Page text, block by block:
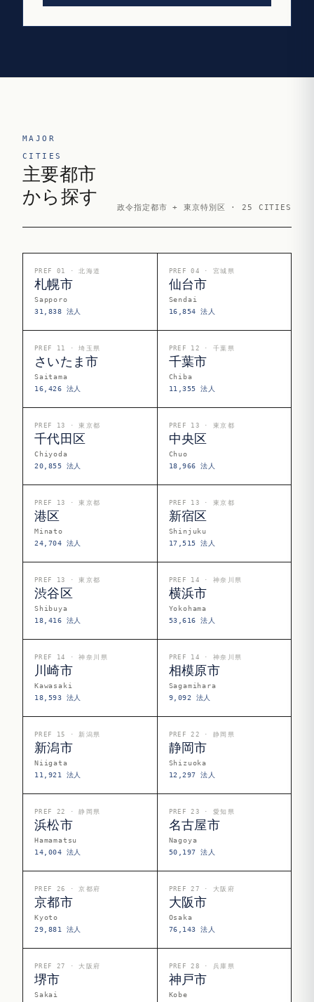
MAJOR
CITIES
主要都市
から探す
政令指定都市 + 東京特別区 · 25 CITIES
PREF 01 · 北海道
札幌市
Sapporo
31,838 法人
PREF 04 · 宮城県
仙台市
Sendai
16,854 法人
PREF 11 · 埼玉県
さいたま市
Saitama
16,426 法人
PREF 12 · 千葉県
千葉市
Chiba
11,355 法人
PREF 13 · 東京都
千代田区
Chiyoda
20,855 法人
PREF 13 · 東京都
中央区
Chuo
18,966 法人
PREF 13 · 東京都
港区
Minato
24,704 法人
PREF 13 · 東京都
新宿区
Shinjuku
17,515 法人
PREF 13 · 東京都
渋谷区
Shibuya
18,416 法人
PREF 14 · 神奈川県
横浜市
Yokohama
53,616 法人
PREF 14 · 神奈川県
川崎市
Kawasaki
18,593 法人
PREF 14 · 神奈川県
相模原市
Sagamihara
9,092 法人
PREF 15 · 新潟県
新潟市
Niigata
11,921 法人
PREF 22 · 静岡県
静岡市
Shizuoka
12,297 法人
PREF 22 · 静岡県
浜松市
Hamamatsu
14,004 法人
PREF 23 · 愛知県
名古屋市
Nagoya
50,197 法人
PREF 26 · 京都府
京都市
Kyoto
29,881 法人
PREF 27 · 大阪府
大阪市
Osaka
76,143 法人
PREF 27 · 大阪府
堺市
Sakai
PREF 28 · 兵庫県
神戸市
Kobe